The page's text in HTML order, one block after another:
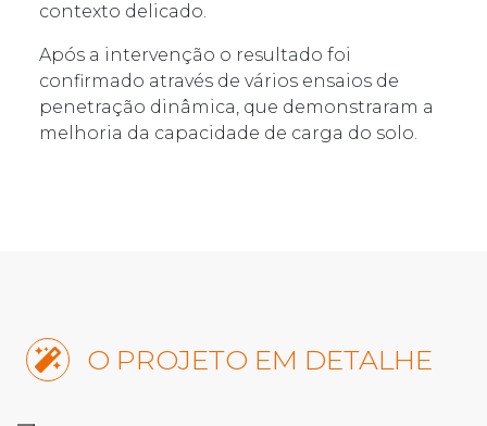
contexto delicado.
Após a intervenção o resultado foi
confirmado através de vários ensaios de
penetração dinâmica, que demonstraram a
melhoria da capacidade de carga do solo.
O PROJETO EM DETALHE